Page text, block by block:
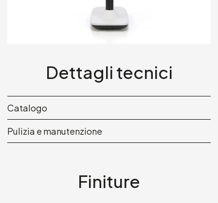
Dettagli tecnici
Catalogo
Pulizia e manutenzione
Finiture